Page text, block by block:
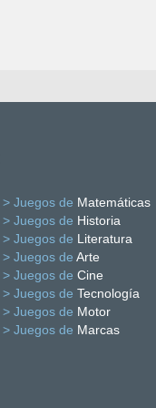
> Juegos de Matemáticas
> Juegos de Historia
> Juegos de Literatura
> Juegos de Arte
> Juegos de Cine
> Juegos de Tecnología
> Juegos de Motor
> Juegos de Marcas